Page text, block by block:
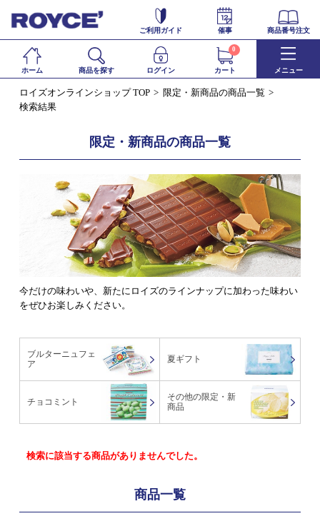
ご利用ガイド 催事 商品番号注文
ホーム 商品を探す ログイン カート
0
メニュー
ロイズオンラインショップ TOP
限定・新商品の商品一覧
検索結果
限定・新商品の商品一覧
今だけの味わいや、新たにロイズのラインナップに加わった味わい
をぜひお楽しみください。
ブルターニュフェ
ア
夏ギフト
チョコミント
その他の限定・新
商品
検索に該当する商品がありませんでした。
商品一覧